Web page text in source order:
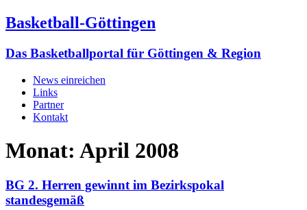
Basketball-Göttingen
Das Basketballportal für Göttingen & Region
News einreichen
Links
Partner
Kontakt
Monat: April 2008
BG 2. Herren gewinnt im Bezirkspokal
standesgemäß